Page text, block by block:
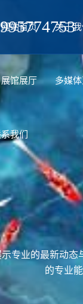
网站首页 关于
展馆展厅 多媒
我们
专业的最新动
的专业